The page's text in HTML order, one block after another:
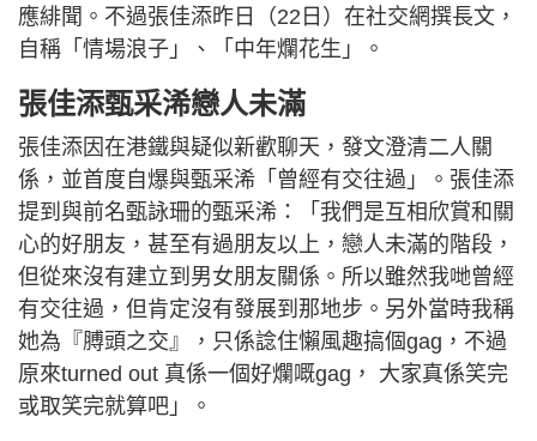
應緋聞。不過張佳添昨日（22日）在社交網撰長文，
自稱「情場浪子」、「中年爛花生」。
張佳添甄采浠戀人未滿
張佳添因在港鐵與疑似新歡聊天，發文澄清二人關
係，並首度自爆與甄采浠「曾經有交往過」。張佳添
提到與前名甄詠珊的甄采浠：「我們是互相欣賞和關
心的好朋友，甚至有過朋友以上，戀人未滿的階段，
但從來沒有建立到男女朋友關係。所以雖然我哋曾經
有交往過，但肯定沒有發展到那地步。另外當時我稱
她為『膊頭之交』，只係諗住懶風趣搞個gag，不過
原來turned out 真係一個好爛嘅gag， 大家真係笑完
或取笑完就算吧」。